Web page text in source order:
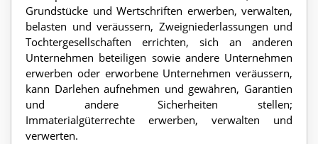
Grundstücke und Wertschriften erwerben, verwalten,
belasten und veräussern, Zweigniederlassungen und
Tochtergesellschaften errichten, sich an anderen
Unternehmen beteiligen sowie andere Unternehmen
erwerben oder erworbene Unternehmen veräussern,
kann Darlehen aufnehmen und gewähren, Garantien
und andere Sicherheiten stellen;
Immaterialgüterrechte erwerben, verwalten und
verwerten.